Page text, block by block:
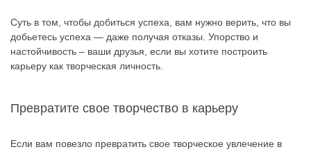
Суть в том, чтобы добиться успеха, вам нужно верить, что вы
добьетесь успеха — даже получая отказы. Упорство и
настойчивость – ваши друзья, если вы хотите построить
карьеру как творческая личность.
Превратите свое творчество в карьеру
Если вам повезло превратить свое творческое увлечение в